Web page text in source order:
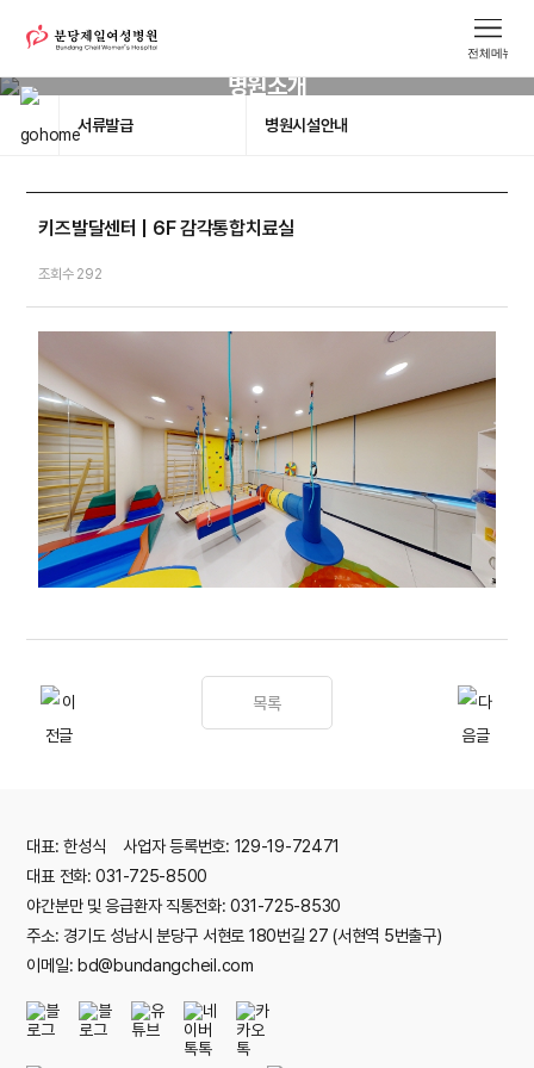
병원소개
서류발급 병원시설안내
키즈발달센터 | 6F 감각통합치료실
조회수 292
목록
대표: 한성식 사업자 등록번호: 129-19-72471
대표 전화: 031-725-8500
야간분만 및 응급환자 직통전화: 031-725-8530
주소: 경기도 성남시 분당구 서현로 180번길 27 (서현역 5번출구)
이메일: bd@bundangcheil.com